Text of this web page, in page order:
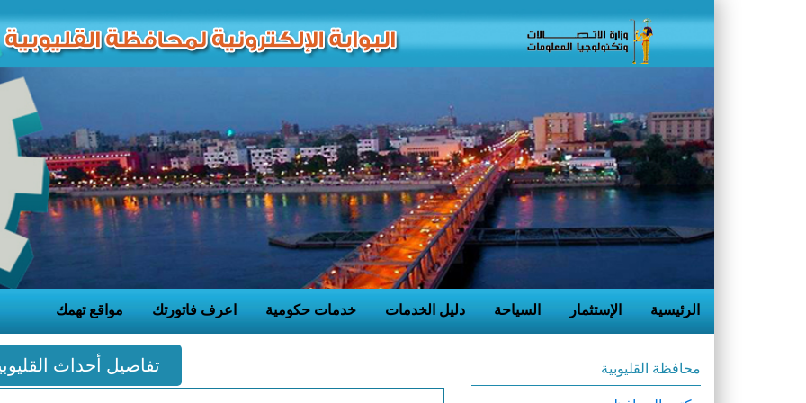
الرئيسية الإستثمار السياحة دليل الخدمات خدمات حكومية اعرف فاتورتك مواقع تهمك
محافظة القليوبية تفاصيل أحداث